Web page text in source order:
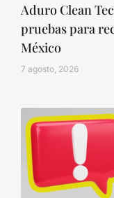
Aduro Clean
pruebas para
México
7 agosto, 2026